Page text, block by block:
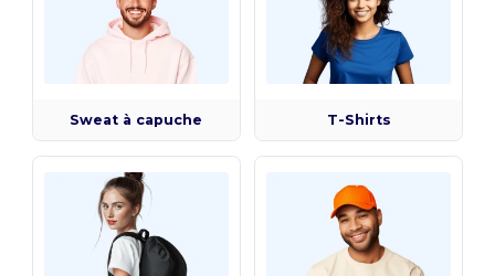
Sweat à capuche T-Shirts